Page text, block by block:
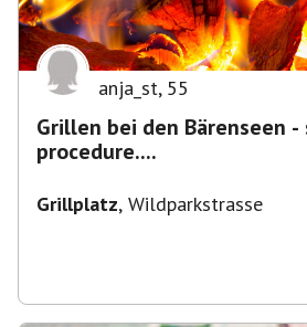
anja_st, 55
Grillen bei den Bärenseen -
procedure....
Grillplatz, Wildparkstrasse